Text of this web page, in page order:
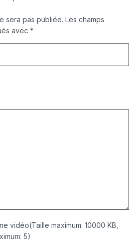
sera pas publiée. Les champs
avec *
vidéo(Taille maximum: 10000 KB,
5)